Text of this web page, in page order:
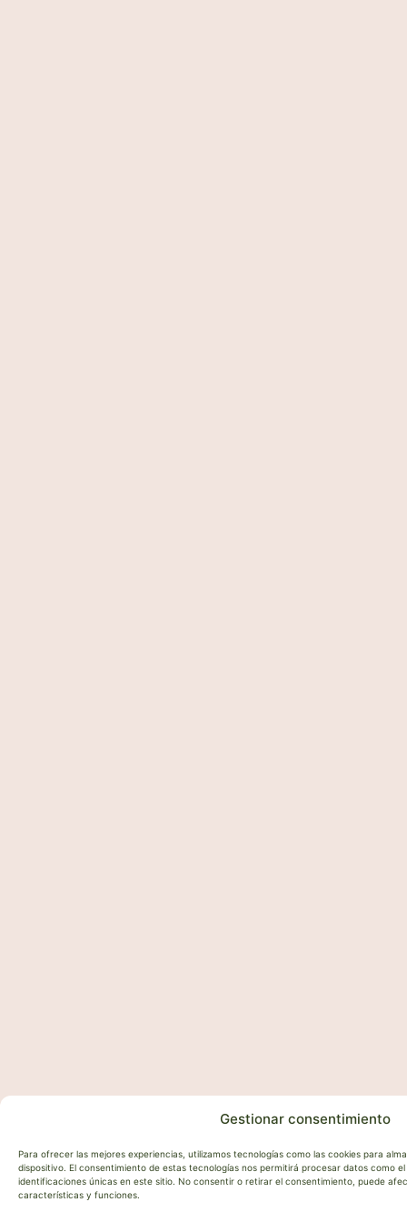
Gestionar consentimiento
Para ofrecer las mejores experiencias, utilizamos tecnologías como las cookies para
dispositivo. El consentimiento de estas tecnologías nos permitirá procesar datos como
identificaciones únicas en este sitio. No consentir o retirar el consentimiento, puede
características y funciones.